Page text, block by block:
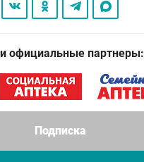
Подписка
официальные партнеры: